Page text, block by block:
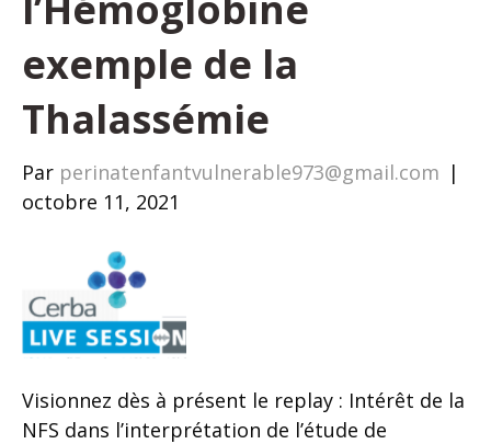
exemple de la
Thalassémie
Par perinatenfantvulnerable973@gmail.com |
octobre 11, 2021
Visionnez dès à présent le replay : Intérêt de la
NFS dans l’interprétation de l’étude de